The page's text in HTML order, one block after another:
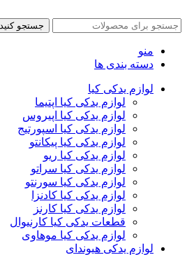
جستجو کنید
منو
دسته بندی ها
لوازم یدکی کیا
لوازم یدکی کیا اپتیما
لوازم یدکی کیا اپیروس
لوازم یدکی کیا اسپورتیج
لوازم یدکی کیا پیکانتو
لوازم یدکی کیا ریو
لوازم یدکی کیا سراتو
لوازم یدکی کیا سورنتو
لوازم یدکی کیا کادنزا
لوازم یدکی کیا کارنز
قطعات یدکی کیا کارنیوال
لوازم یدکی کیا موهاوی
لوازم یدکی هیوندای